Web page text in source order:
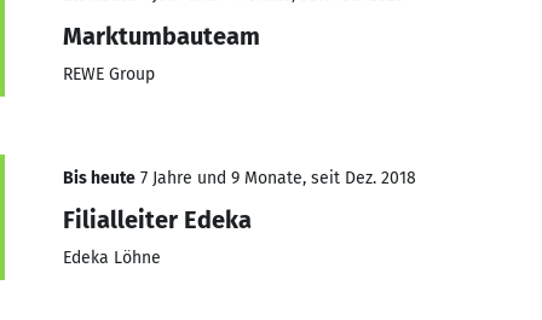
Marktumbauteam
REWE Group
Bis heute 7 Jahre und 9 Monate, seit Dez. 2018
Filialleiter Edeka
Edeka Löhne